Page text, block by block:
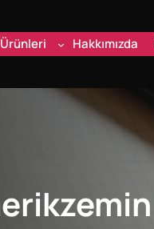
Hakkımızda